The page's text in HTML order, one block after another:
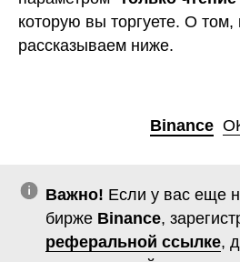
которую вы торгуете. О том,
рассказываем ниже.
Binance
Важно! Если у вас еще
бирже Binance,
реферальной ссылке,